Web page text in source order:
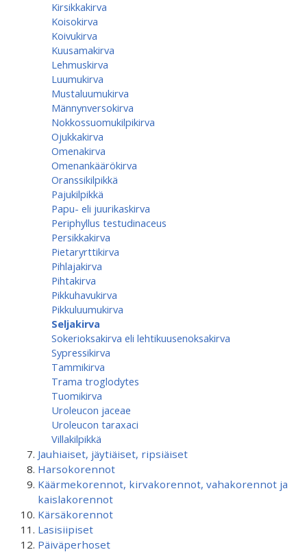
Kirsikkakirva
Koisokirva
Koivukirva
Kuusamakirva
Lehmuskirva
Luumukirva
Mustaluumukirva
Männynversokirva
Nokkossuomukilpikirva
Ojukkakirva
Omenakirva
Omenankäärökirva
Oranssikilpikkä
Pajukilpikkä
Papu- eli juurikaskirva
Periphyllus testudinaceus
Persikkakirva
Pietaryrttikirva
Pihlajakirva
Pihtakirva
Pikkuhavukirva
Pikkuluumukirva
Seljakirva
Sokerioksakirva eli lehtikuusenoksakirva
Sypressikirva
Tammikirva
Trama troglodytes
Tuomikirva
Uroleucon jaceae
Uroleucon taraxaci
Villakilpikkä
Jauhiaiset, jäytiäiset, ripsiäiset
Harsokorennot
Käärmekorennot, kirvakorennot, vahakorennot ja
kaislakorennot
Kärsäkorennot
Lasisiipiset
Päiväperhoset